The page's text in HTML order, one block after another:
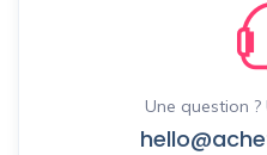
Une question